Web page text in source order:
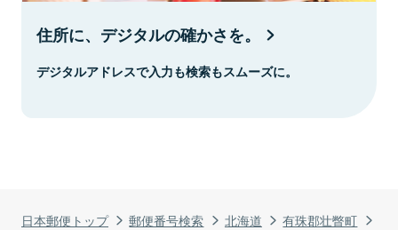
日本郵便トップ 郵便番号検索 北海道
有珠郡壮瞥町
住所に、デジタルの確かさを。
デジタルアドレスで入力も検索もスムーズに。